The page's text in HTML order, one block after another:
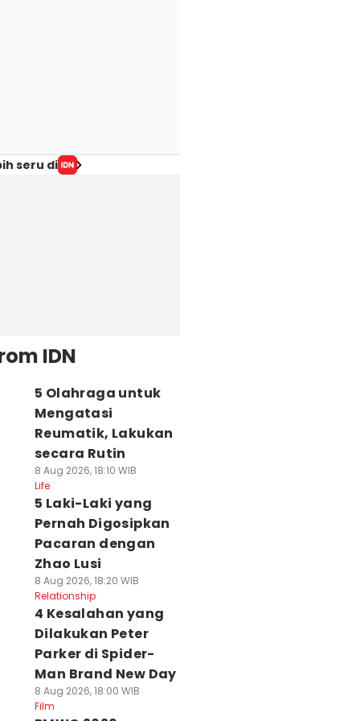
seru di
IDN
5 Olahraga untuk
Mengatasi
Reumatik, Lakukan
secara Rutin
8 Aug 2026, 18:10 WIB
Life
5 Laki-Laki yang
Pernah Digosipkan
Pacaran dengan
Zhao Lusi
8 Aug 2026, 18:20 WIB
Relationship
4 Kesalahan yang
Dilakukan Peter
Parker di Spider-
Man Brand New Day
8 Aug 2026, 18:00 WIB
Film